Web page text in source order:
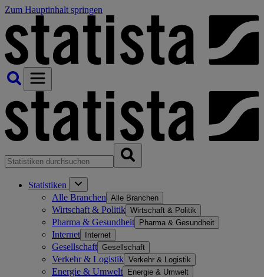
Zum Hauptinhalt springen
Statistiken
Alle Branchen Alle Branchen
Wirtschaft & Politik Wirtschaft & Politik
Pharma & Gesundheit Pharma & Gesundheit
Internet Internet
Gesellschaft Gesellschaft
Verkehr & Logistik Verkehr & Logistik
Energie & Umwelt Energie & Umwelt